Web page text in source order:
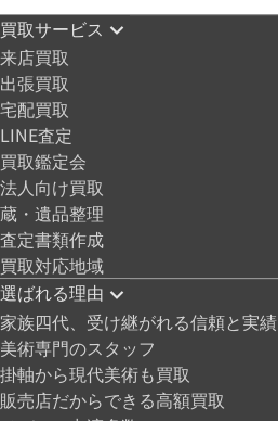
買取サービス
来店買取
出張買取
宅配買取
LINE査定
買取鑑定会
法人向け買取
蔵・遺品整理
査定書類作成
買取対応地域
選ばれる理由
家族四代、受け継がれる信頼と実績
美術専門のスタッフ
掛軸から現代美術も買取
販売店だからできる高額買取